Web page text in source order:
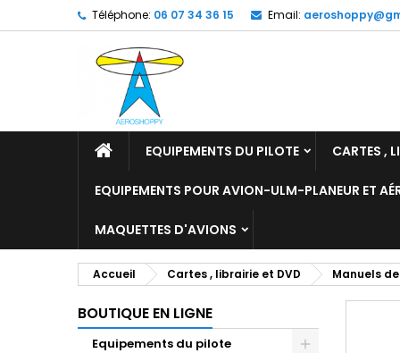
Téléphone: 06 07 34 36 15 Email:
EQUIPEMENTS DU PILOTE CARTES ,
EQUIPEMENTS POUR AVION-ULM-PLANEUR ET
MAQUETTES D'AVIONS
Accueil Cartes , librairie et DVD Manuels
BOUTIQUE EN LIGNE
Equipements du pilote